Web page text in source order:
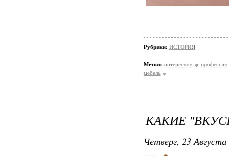
Рубрики: ИСТОРИЯ
Метки: интересное
профессия
мебель
КАКИЕ
Четверг, 23